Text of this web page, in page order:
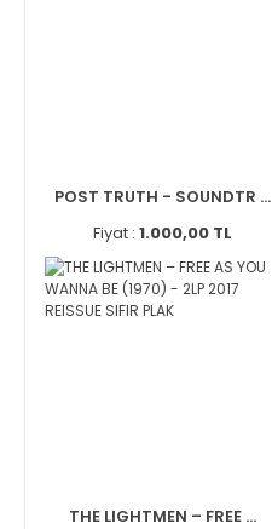
POST TRUTH - SOUNDTR ...
Fiyat : 1.000,00 TL
THE LIGHTMEN – FREE ...